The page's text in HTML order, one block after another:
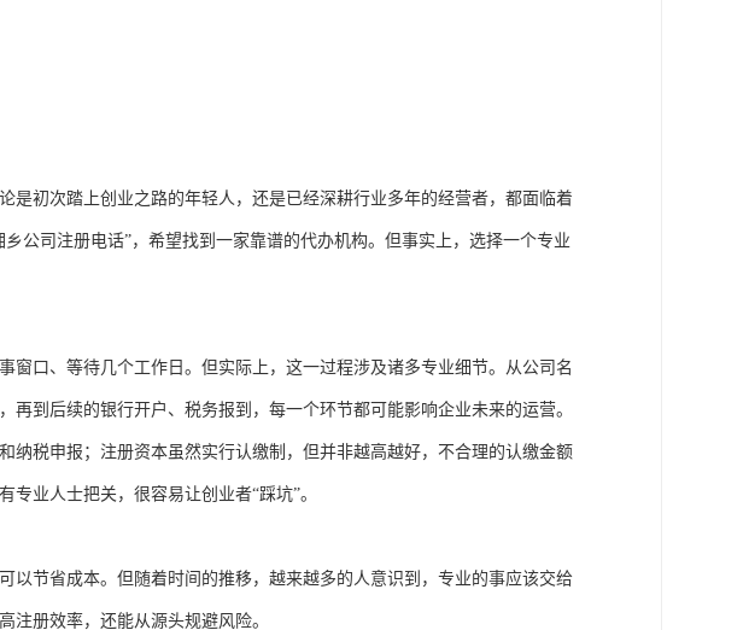
是初次踏上创业之路的年轻人，还是已经深耕行业多年的经营者，都面临着
公司注册电话”，希望找到一家靠谱的代办机构。但事实上，选择一个专业
窗口、等待几个工作日。但实际上，这一过程涉及诸多专业细节。从公司名
到后续的银行开户、税务报到，每一个环节都可能影响企业未来的运营。
纳税申报；注册资本虽然实行认缴制，但并非越高越好，不合理的认缴金额
业人士把关，很容易让创业者“踩坑”。
以节省成本。但随着时间的推移，越来越多的人意识到，专业的事应该交给
注册效率，还能从源头规避风险。